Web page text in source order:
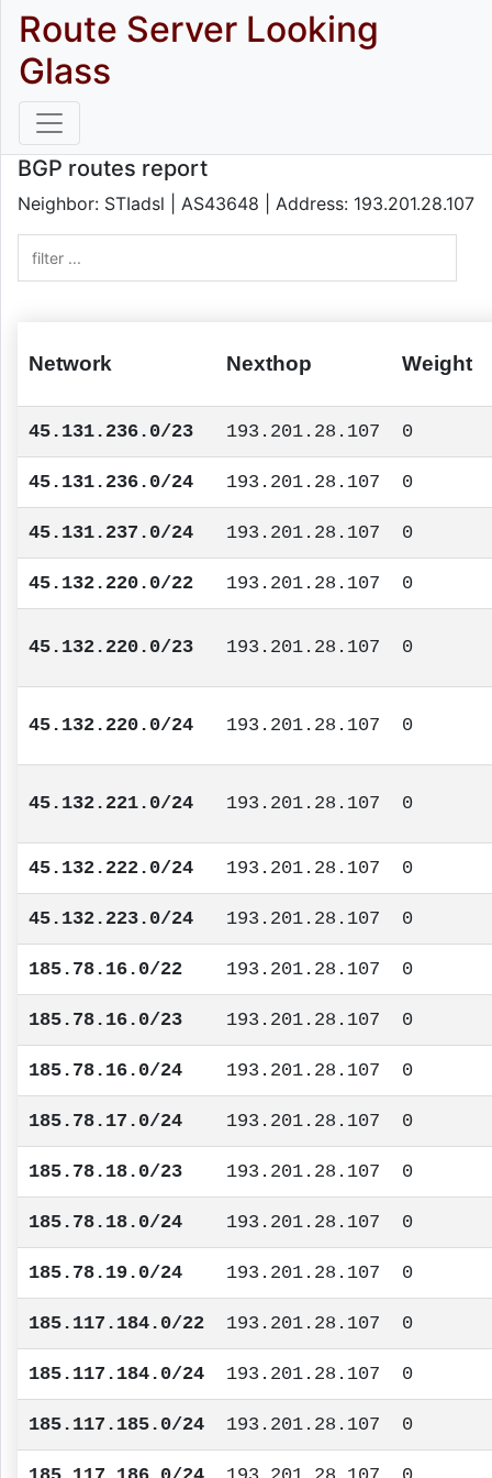
Route Server Looking
Glass
BGP routes report
Neighbor: STIadsl | AS43648 | Address: 193.201.28.107
Network Nexthop Weight
45.131.236.0/23 193.201.28.107 0
45.131.236.0/24 193.201.28.107 0
45.131.237.0/24 193.201.28.107 0
45.132.220.0/22 193.201.28.107 0
45.132.220.0/23 193.201.28.107 0
45.132.220.0/24 193.201.28.107 0
45.132.221.0/24 193.201.28.107 0
45.132.222.0/24 193.201.28.107 0
45.132.223.0/24 193.201.28.107 0
185.78.16.0/22 193.201.28.107 0
185.78.16.0/23 193.201.28.107 0
185.78.16.0/24 193.201.28.107 0
185.78.17.0/24 193.201.28.107 0
185.78.18.0/23 193.201.28.107 0
185.78.18.0/24 193.201.28.107 0
185.78.19.0/24 193.201.28.107 0
185.117.184.0/22 193.201.28.107 0
185.117.184.0/24 193.201.28.107 0
185.117.185.0/24 193.201.28.107 0